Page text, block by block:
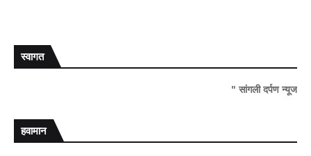
स्वागत
" सांगली दर्पण न्यूज वर आपल्या
हवामान